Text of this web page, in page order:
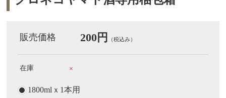
販売価格 200円 （税込み）
在庫 ×
1800mlｘ1本用